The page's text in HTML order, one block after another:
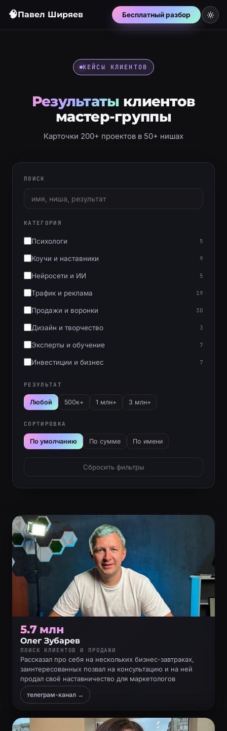
🧠Павел Ширяев Бесплатный разбор
КЕЙСЫ КЛИЕНТОВ
Результаты клиентов
мастер-группы
Карточки 200+ проектов в 50+ нишах
5.7 млн
Олег Зубарев
ПОИСК КЛИЕНТОВ И ПРОДАЖИ
Рассказал про себя на нескольких бизнес-завтраках,
заинтересованных позвал на консультацию и на ней
продал своё наставничество для маркетологов
телеграм-канал →
ПОИСК
КАТЕГОРИЯ
Психологи 5
Коучи и наставники 9
Нейросети и ИИ 5
Трафик и реклама 19
Продажи и воронки 30
Дизайн и творчество 3
Эксперты и обучение 7
Инвестиции и бизнес 7
РЕЗУЛЬТАТ
Любой 500к+ 1 млн+ 3 млн+
СОРТИРОВКА
По умолчанию По сумме По имени
Сбросить фильтры